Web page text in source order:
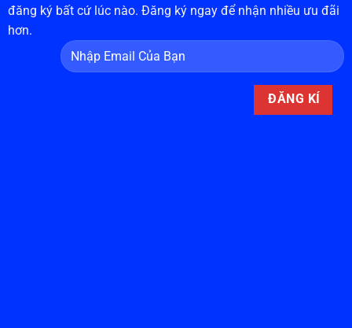
đăng ký bất cứ lúc nào. Đăng ký ngay để nhận nhiều ưu đãi
hơn.